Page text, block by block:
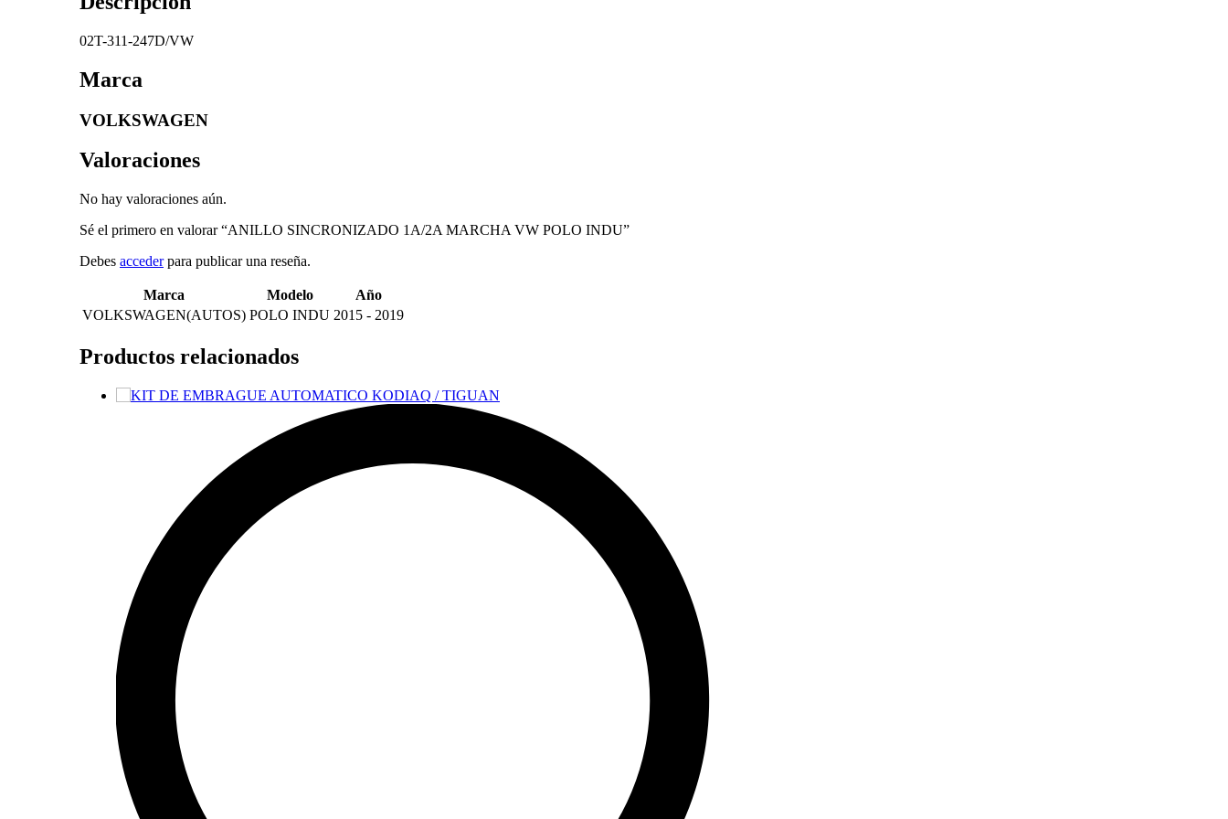
02T-311-247D/VW
Marca
VOLKSWAGEN
Valoraciones
No hay valoraciones aún.
Sé el primero en valorar “ANILLO SINCRONIZADO 1A/2A MARCHA VW POLO INDU”
Debes accederpara publicar una reseña.
Marca Modelo
Año
VOLKSWAGEN(AUTOS) POLO INDU 2015 - 2019
Productos relacionados